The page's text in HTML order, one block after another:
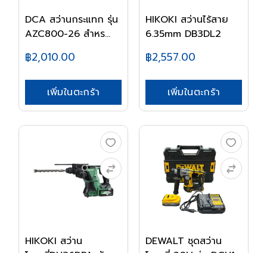
DCA สว่านกระแทก รุ่น
AZC800-26 สำหร...
฿2,010.00
เพิ่มในตะกร้า
HIKOKI สว่านไร้สาย
6.35mm DB3DL2
฿2,557.00
เพิ่มในตะกร้า
HIKOKI สว่าน
DEWALT ชุดสว่าน